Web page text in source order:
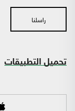
راسلنا
تحميل التطبيقات